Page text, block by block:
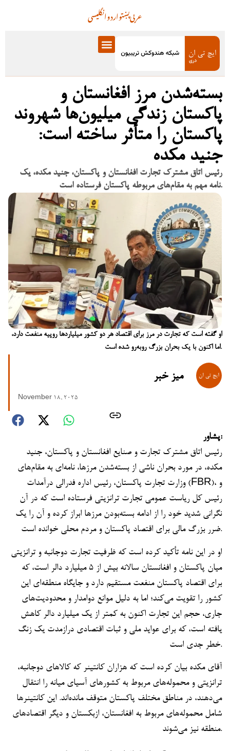
انگلیسیاردوپښتوعربی
بسته‌شدن مرز افغانستان و
پاکستان زندگی میلیون‌ها شهروند
پاکستان را متأثر ساخته است:
جنید مکده
رئیس اتاق مشترک تجارت افغانستان و پاکستان، جنید مکده، یک
نامه مهم به مقام‌های مربوطه پاکستان فرستاده است.
او گفته است که تجارت در مرز برای اقتصاد هر دو کشور میلیاردها روپیه منفعت دارد،
اما اکنون با یک بحران بزرگ روبه‌رو شده است.
میز خبر
November 18, 2025
پشاور:
رئیس اتاق مشترک تجارت و صنایع افغانستان و پاکستان، جنید
مکده، در مورد بحران ناشی از بسته‌شدن مرزها، نامه‌ای به مقام‌های
وزارت تجارت پاکستان، رئیس اداره فدرالی درآمدات (FBR)، و
رئیس کل ریاست عمومی تجارت ترانزیتی فرستاده است که در آن
نگرانی شدید خود را از ادامه بسته‌بودن مرز‌ها ابراز کرده و آن را یک
ضرر بزرگ مالی برای اقتصاد پاکستان و مردم محلی خوانده است.
او در این نامه تأکید کرده است که ظرفیت تجارت دوجانبه و ترانزیتی
میان پاکستان و افغانستان سالانه بیش از ۵ میلیارد دالر است، که
برای اقتصاد پاکستان منفعت مستقیم دارد و جایگاه منطقه‌ای این
کشور را تقویت می‌کند؛ اما به دلیل موانع دوامدار و محدودیت‌های
جاری، حجم این تجارت اکنون به کمتر از یک میلیارد دالر کاهش
یافته است، که برای عواید ملی و ثبات اقتصادی درازمدت یک زنگ
خطر جدی است.
آقای مکده بیان کرده است که هزاران کانتینر که کالاهای دوجانبه،
ترانزیتی و محموله‌های مربوط به کشورهای آسیای میانه را انتقال
می‌دهند، در مناطق مختلف پاکستان متوقف مانده‌اند. این کانتینرها
شامل محموله‌های مربوط به افغانستان، ازبکستان و دیگر اقتصادهای
منطقه نیز می‌شوند.